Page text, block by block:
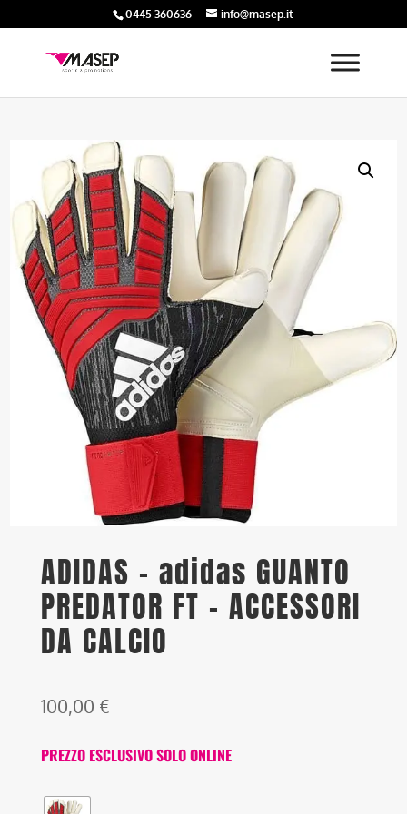
0445 360636 info@masep.it
ADIDAS – adidas GUANTO
PREDATOR FT – ACCESSORI
DA CALCIO
100,00 €
PREZZO ESCLUSIVO SOLO ONLINE